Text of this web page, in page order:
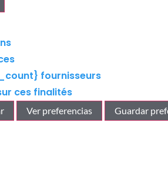
fournisseurs
ces finalités
Ver preferencias Guardar